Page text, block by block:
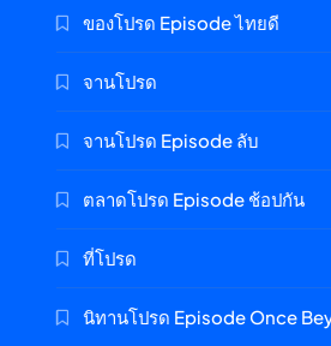
ของโปรด Episode ไทยดี
จานโปรด
จานโปรด Episode ลับ
ตลาดโปรด Episode ช้อปกัน
ที่โปรด
นิทานโปรด Episode Once